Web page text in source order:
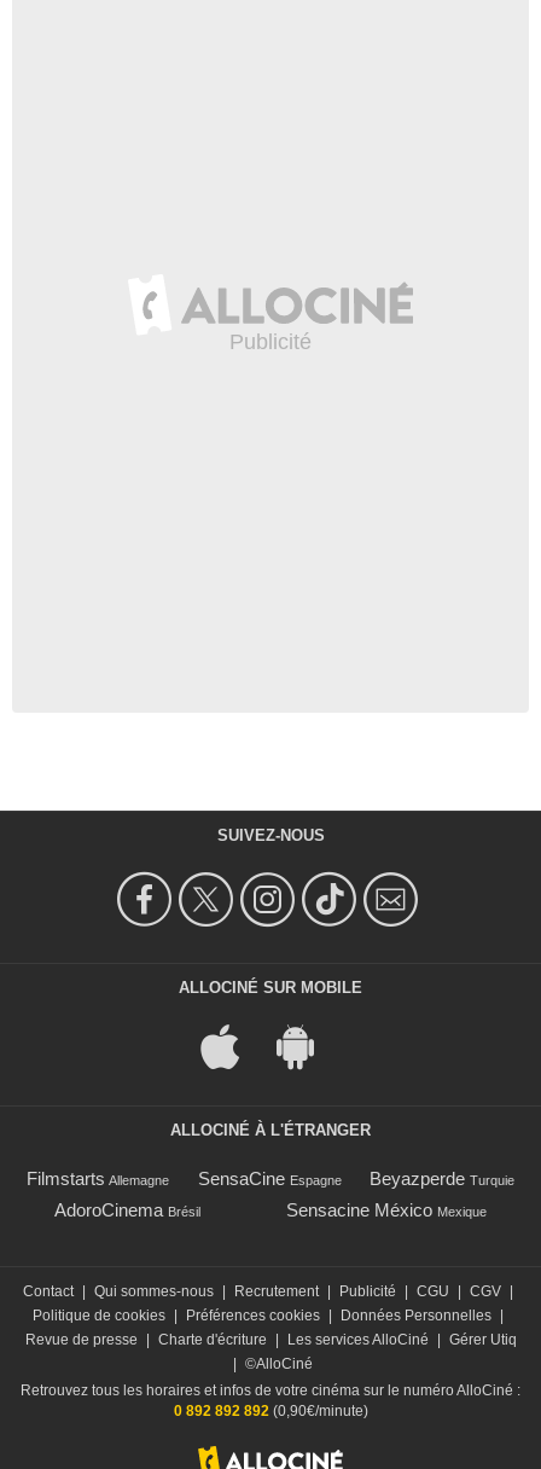
SUIVEZ-NOUS
ALLOCINÉ SUR MOBILE
ALLOCINÉ À L'ÉTRANGER
Filmstarts Allemagne SensaCine Espagne Beyazperde Turquie
AdoroCinema Brésil Sensacine México Mexique
Contact Qui sommes-nous Recrutement Publicité CGU CGV
Politique de cookies
Préférences cookies Données Personnelles
Revue de presse
Charte d'écriture Les services AlloCiné
Gérer Utiq
©AlloCiné
Retrouvez tous les horaires et infos de votre cinéma sur le numéro AlloCiné :
0 892 892 892(0,90€/minute)